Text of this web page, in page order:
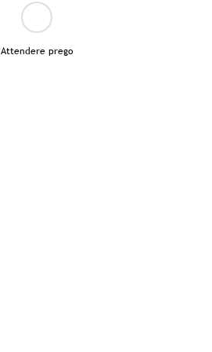
Attendere prego